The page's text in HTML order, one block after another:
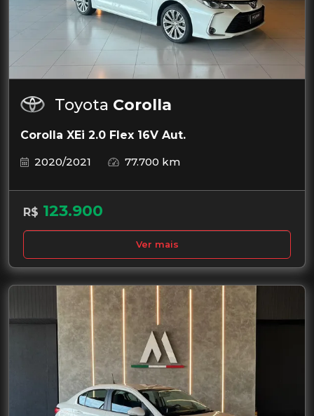
Toyota Corolla
Corolla XEi 2.0 Flex 16V Aut.
2020/2021
77.700 km
R$ 123.900
Ver mais